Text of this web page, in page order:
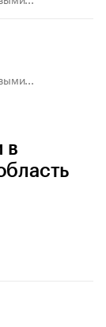
в